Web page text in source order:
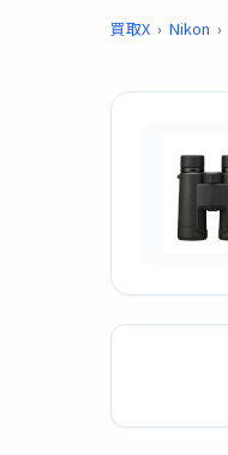
買取X › Nikon ›